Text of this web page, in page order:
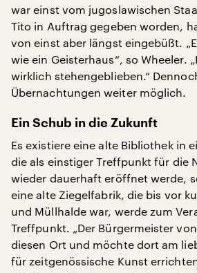
war einst vom jugoslawischen
Tito in Auftrag gegeben worden,
von einst aber längst eingebüßt.
wie ein Geisterhaus“, so Wheeler.
wirklich stehengeblieben.“
Übernachtungen weiter möglich.
Ein Schub in die Zukunft
Es existiere eine alte Bibliothek in
die als einstiger Treffpunkt für die
wieder dauerhaft eröffnet werde,
eine alte Ziegelfabrik, die bis vor
und Müllhalde war, werde zum
Treffpunkt. „Der Bürgermeister
diesen Ort und möchte dort am
für zeitgenössische Kunst